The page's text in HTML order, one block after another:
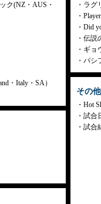
ク(NZ・AUS・
・Italy・SA）
ラグ
Did
伝説
ギョ
パシ
その他
Hot
試合
試合